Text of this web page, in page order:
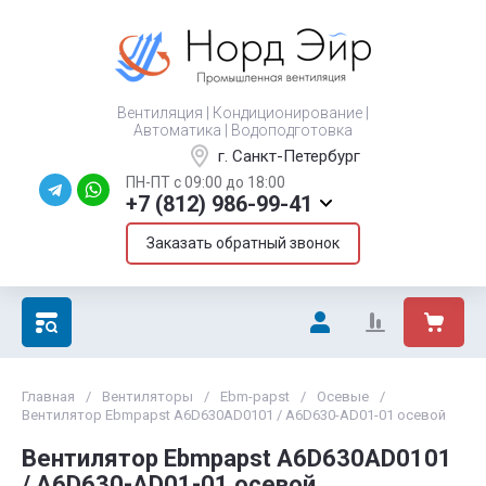
Вентиляция | Кондиционирование |
Автоматика | Водоподготовка
г. Санкт-Петербург
ПН-ПТ с 09:00 до 18:00
+7 (812) 986-99-41
Заказать обратный звонок
Главная / Вентиляторы / Ebm-papst / Осевые
/
Вентилятор Ebmpapst A6D630AD0101 / A6D630-AD01-01 осевой
Вентилятор Ebmpapst A6D630AD0101